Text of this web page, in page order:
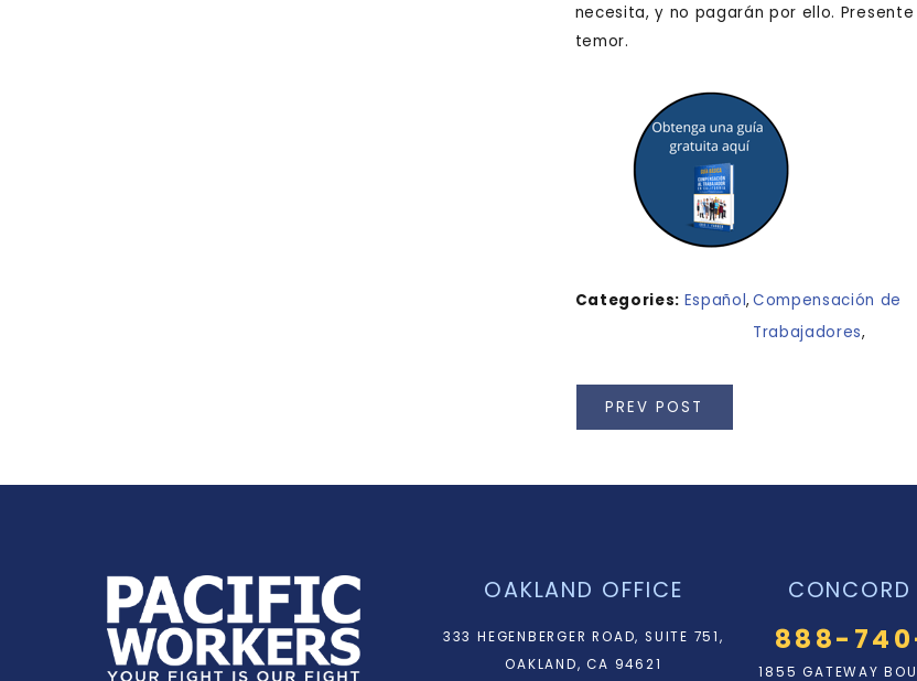
necesita, y no pagarán por ello.
temor.
Categories: Español,Compensación de
Trabajadores,
PREV POST
OAKLAND OFFICE
333 HEGENBERGER ROAD, SUITE 751,
OAKLAND, CA 94621
CONCORD
888-
1855 GATEWAY